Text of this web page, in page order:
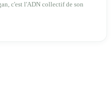
c'est l'ADN collectif de son